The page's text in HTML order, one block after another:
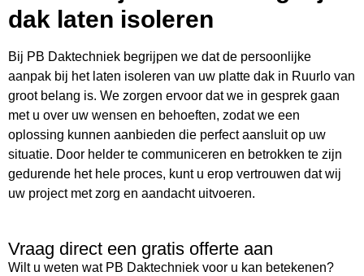
dak laten isoleren
Bij PB Daktechniek begrijpen we dat de persoonlijke
aanpak bij het laten isoleren van uw platte dak in Ruurlo van
groot belang is. We zorgen ervoor dat we in gesprek gaan
met u over uw wensen en behoeften, zodat we een
oplossing kunnen aanbieden die perfect aansluit op uw
situatie. Door helder te communiceren en betrokken te zijn
gedurende het hele proces, kunt u erop vertrouwen dat wij
uw project met zorg en aandacht uitvoeren.
Vraag direct een gratis offerte aan
Wilt u weten wat PB Daktechniek voor u kan betekenen?